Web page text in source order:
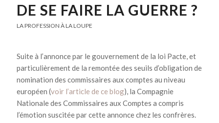
DE SE FAIRE LA GUERRE ?
LA PROFESSION À LA LOUPE
Suite à l’annonce par le gouvernement de la loi Pacte, et
particulièrement de la remontée des seuils d’obligation de
nomination des commissaires aux comptes au niveau
européen (voir l’article de ce blog), la Compagnie
Nationale des Commissaires aux Comptes a compris
l’émotion suscitée par cette annonce chez les confrères.